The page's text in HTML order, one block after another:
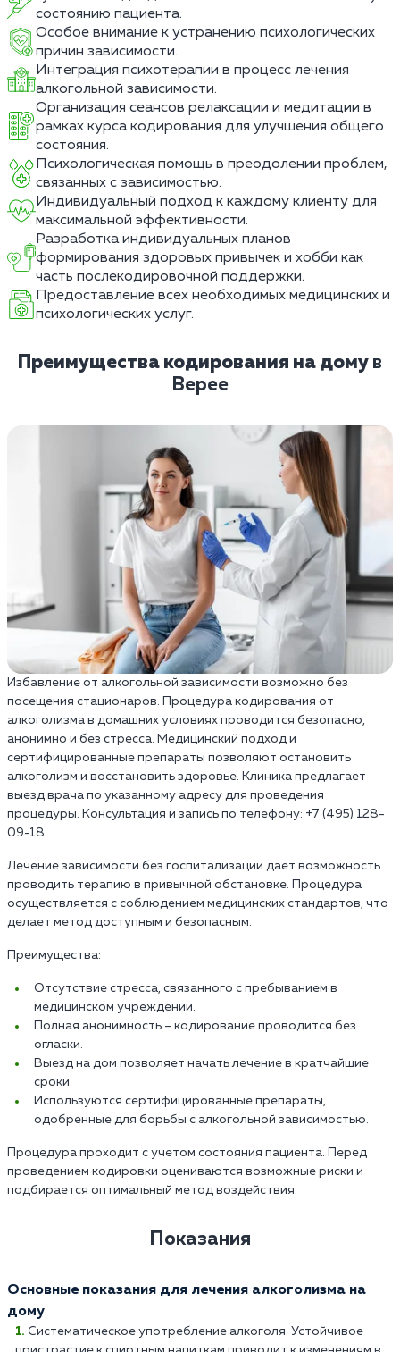
состоянию пациента.
Особое внимание к устранению психологических
причин зависимости.
Интеграция психотерапии в процесс лечения
алкогольной зависимости.
Организация сеансов релаксации и медитации в
рамках курса кодирования для улучшения общего
состояния.
Психологическая помощь в преодолении проблем,
связанных с зависимостью.
Индивидуальный подход к каждому клиенту для
максимальной эффективности.
Разработка индивидуальных планов
формирования здоровых привычек и хобби как
часть послекодировочной поддержки.
Предоставление всех необходимых медицинских и
психологических услуг.
Преимущества кодирования на дому в
Верее
Избавление от алкогольной зависимости возможно без
посещения стационаров. Процедура кодирования от
алкоголизма в домашних условиях проводится безопасно,
анонимно и без стресса. Медицинский подход и
сертифицированные препараты позволяют остановить
алкоголизм и восстановить здоровье. Клиника предлагает
выезд врача по указанному адресу для проведения
процедуры. Консультация и запись по телефону: +7 (495) 128-
09-18.
Лечение зависимости без госпитализации дает возможность
проводить терапию в привычной обстановке. Процедура
осуществляется с соблюдением медицинских стандартов, что
делает метод доступным и безопасным.
Преимущества:
Отсутствие стресса, связанного с пребыванием в
медицинском учреждении.
Полная анонимность – кодирование проводится без
огласки.
Выезд на дом позволяет начать лечение в кратчайшие
сроки.
Используются сертифицированные препараты,
одобренные для борьбы с алкогольной зависимостью.
Процедура проходит с учетом состояния пациента. Перед
проведением кодировки оцениваются возможные риски и
подбирается оптимальный метод воздействия.
Показания
Основные показания для лечения алкоголизма на
дому
Систематическое употребление алкоголя. Устойчивое